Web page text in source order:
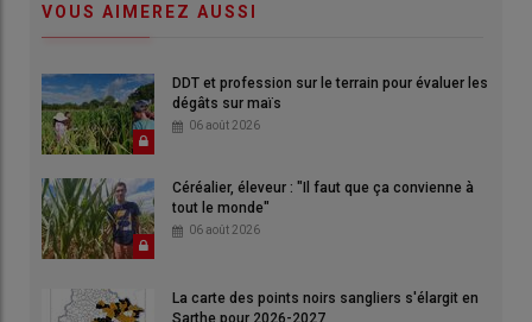
VOUS AIMEREZ AUSSI
DDT et profession sur le terrain pour évaluer les
dégâts sur maïs
06 août 2026
Céréalier, éleveur : "Il faut que ça convienne à
tout le monde"
06 août 2026
La carte des points noirs sangliers s'élargit en